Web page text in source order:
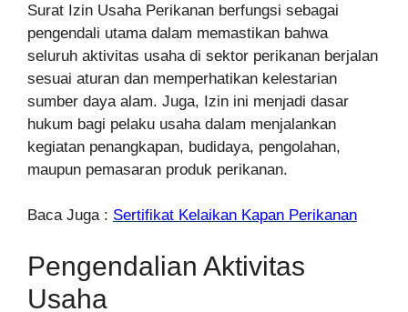
Surat Izin Usaha Perikanan berfungsi sebagai
pengendali utama dalam memastikan bahwa
seluruh aktivitas usaha di sektor perikanan berjalan
sesuai aturan dan memperhatikan kelestarian
sumber daya alam. Juga, Izin ini menjadi dasar
hukum bagi pelaku usaha dalam menjalankan
kegiatan penangkapan, budidaya, pengolahan,
maupun pemasaran produk perikanan.
Baca Juga : Sertifikat Kelaikan Kapan Perikanan
Pengendalian Aktivitas
Usaha